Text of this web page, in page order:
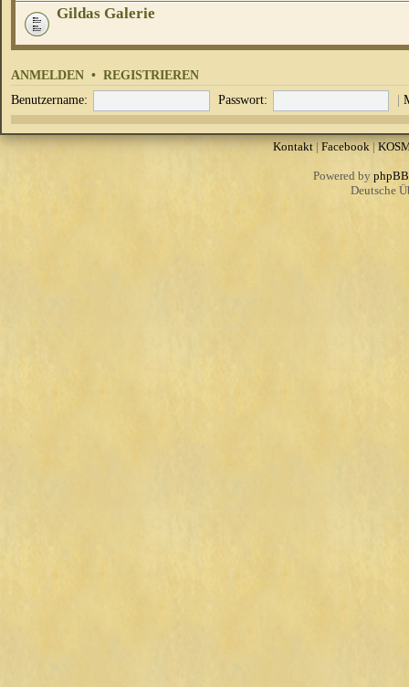
Gildas Galerie
ANMELDEN • REGISTRIEREN
Benutzername: Passwort: |
Kontakt| Facebook|
Powered by phpBB
Deutsche